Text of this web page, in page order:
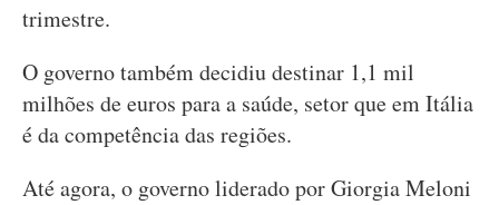
trimestre.
O governo também decidiu destinar 1,1 mil
milhões de euros para a saúde, setor que em Itália
é da competência das regiões.
Até agora, o governo liderado por Giorgia Meloni